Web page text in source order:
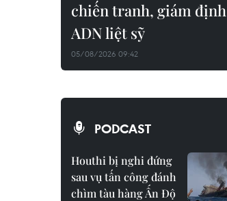
chiến tranh, giám định
ADN liệt sỹ
05/08/2026 09:42
PODCAST
Houthi bị nghi đứng
sau vụ tấn công đánh
chìm tàu hàng Ấn Độ